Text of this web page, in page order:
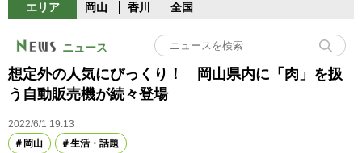
エリア 岡山 香川 全国
ニュース
想定外の人気にびっくり！ 岡山県内に「肉」を扱
う自動販売機が続々登場
2022/6/1 19:13
岡山
生活・話題